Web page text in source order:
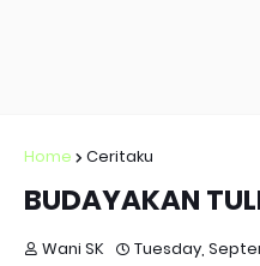
Home Ceritaku
BUDAYAKAN
Wani SK Tuesday,